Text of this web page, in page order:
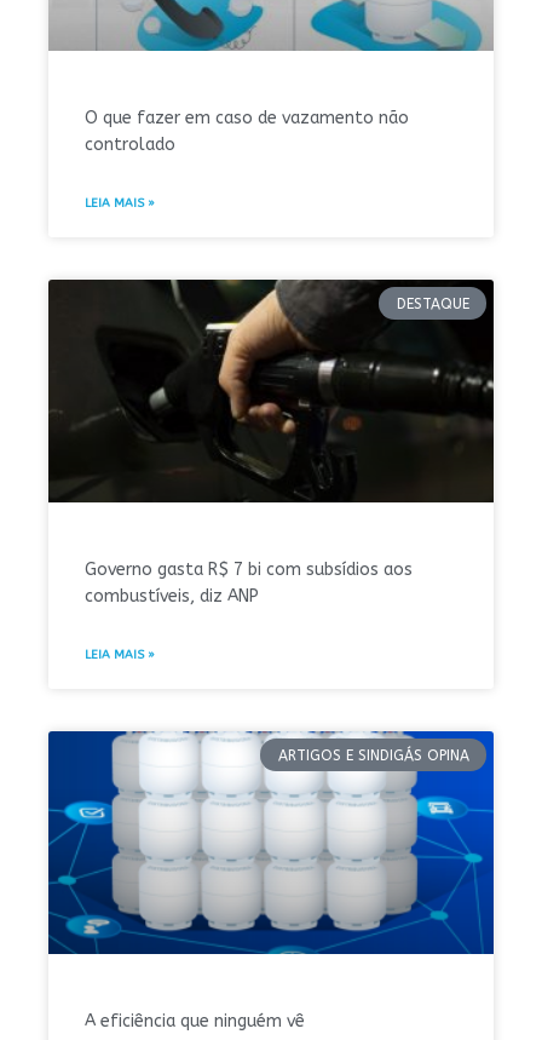
O que fazer em caso de vazamento não
controlado
LEIA MAIS »
DESTAQUE
Governo gasta R$ 7 bi com subsídios aos
combustíveis, diz ANP
LEIA MAIS »
ARTIGOS E SINDIGÁS OPINA
A eficiência que ninguém vê